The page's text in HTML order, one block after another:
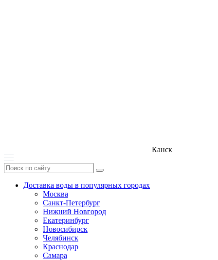
Канск
Доставка воды в популярных городах
Москва
Санкт-Петербург
Нижний Новгород
Екатеринбург
Новосибирск
Челябинск
Краснодар
Самара